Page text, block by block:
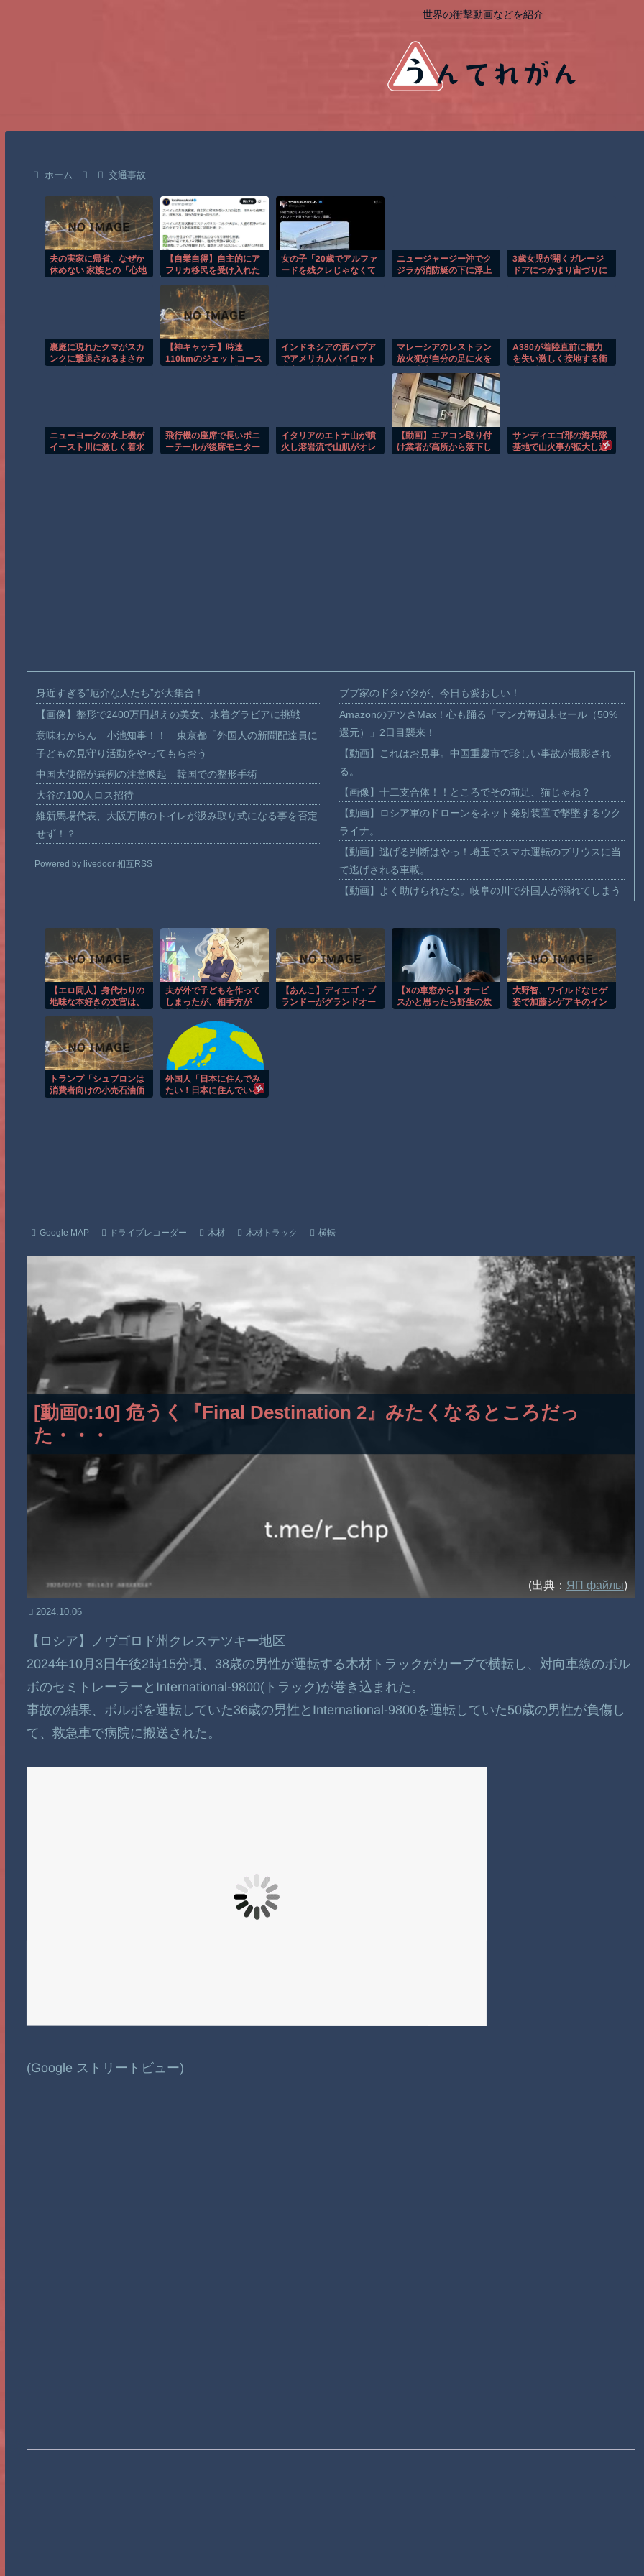
世界の衝撃動画などを紹介
ホーム 交通事故
夫の実家に帰省、なぜか
休めない 家族との「心地
【自業自得】自主的にア
フリカ移民を受け入れた
末路
女の子「20歳でアルファ
ードを残クレじゃなくて
ニュージャージー沖でク
ジラが消防艇の下に浮上
3歳女児が開くガレージ
ドアにつかまり宙づりに
裏庭に現れたクマがスカ
ンクに撃退されるまさか
【神キャッチ】時速
110kmのジェットコース
インドネシアの西パプア
でアメリカ人パイロット
マレーシアのレストラン
放火犯が自分の足に火を
A380が着陸直前に揚力
を失い激しく接地する衝
ニューヨークの水上機が
イースト川に激しく着水
飛行機の座席で長いポニ
ーテールが後席モニター
イタリアのエトナ山が噴
火し溶岩流で山肌がオレ
【動画】エアコン取り付
け業者が高所から落下し
サンディエゴ郡の海兵隊
基地で山火事が拡大し避
身近すぎる“厄介な人たち”が大集合！
【画像】整形で2400万円超えの美女、水着グラビアに挑戦
意味わからん 小池知事！！ 東京都「外国人の新聞配達員に
子どもの見守り活動をやってもらおう
中国大使館が異例の注意喚起 韓国での整形手術
大谷の100人ロス招待
維新馬場代表、大阪万博のトイレが汲み取り式になる事を否定
せず！？
Powered by livedoor 相互RSS
ブブ家のドタバタが、今日も愛おしい！
AmazonのアツさMax！心も踊る「マンガ毎週末セール（50%
還元）」2日目襲来！
【動画】これはお見事。中国重慶市で珍しい事故が撮影され
る。
【画像】十二支合体！！ところでその前足、猫じゃね？
【動画】ロシア軍のドローンをネット発射装置で撃墜するウク
ライナ。
【動画】逃げる判断はやっ！埼玉でスマホ運転のプリウスに当
て逃げされる車載。
【動画】よく助けられたな。岐阜の川で外国人が溺れてしまう
渡邊渚さん「私がPTSDと診断された当時、世間はまだPTSDと
いう言葉は浸透されていませんでした」
【動画】自動ドアの仕組みを理解した富山のツバメが賢い。
【朗報】Amazon、汗が飛び散る灼熱の「マンガ毎週末セール
（50%還元）」を開催！
【エロ同人】身代わりの
地味な本好きの文官は、
頂愛撫に抗えない
夫が外で子どもを作って
しまったが、相手方が
る」とお金を包んで頭を
下げに来ても応じず、晩
年まで離婚に応じなかっ
た親戚の話→「一生復
讐...
【あんこ】ディエゴ・ブ
ランドーがグランドオー
【Xの車窓から】オービ
スかと思ったら野生の炊
大野智、ワイルドなヒゲ
姿で加藤シゲアキのイン
トランプ「シュブロンは
消費者向けの小売石油価
外国人「日本に住んでみ
たい！日本に住んでいる
Google MAP ドライブレコーダー 木材 木材トラック 横転
[動画0:10] 危うく『Final Destination 2』みたくなるところだっ
た・・・
(出典： ЯП файлы)
2024.10.06
【ロシア】ノヴゴロド州クレステツキー地区
2024年10月3日午後2時15分頃、38歳の男性が運転する木材トラックがカーブで横転し、対向車線のボル
ボのセミトレーラーとInternational-9800(トラック)が巻き込まれた。
事故の結果、ボルボを運転していた36歳の男性とInternational-9800を運転していた50歳の男性が負傷し
て、救急車で病院に搬送された。
(Google ストリートビュー)